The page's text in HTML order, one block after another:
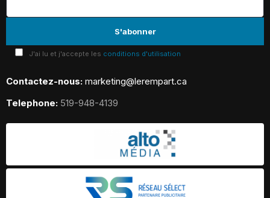
J'ai lu et j'accepte les conditions d'utilisation
Contactez-nous: marketing@lerempart.ca
Telephone: 519-948-4139